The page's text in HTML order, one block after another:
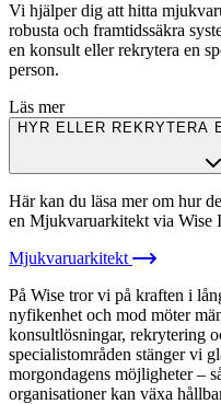
Vi hjälper dig att hitta
robusta och framtidssäkra
en konsult eller rekrytera en
person.
Läs mer
HYR ELLER REKRYTERA
Här kan du läsa mer om hur
en Mjukvaruarkitekt via Wise
Mjukvaruarkitekt
På Wise tror vi på kraften i
nyfikenhet och mod möter
konsultlösningar, rekrytering
specialistområden stänger vi
morgondagens möjligheter –
organisationer kan växa